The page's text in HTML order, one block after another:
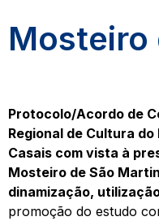
Mosteiro
Protocolo/Acordo de
Regional de Cultura
Casais com vista à
Mosteiro de São
dinamização,
promoção do estudo